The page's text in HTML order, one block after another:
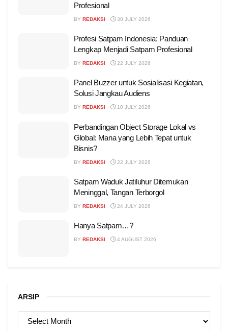
Profesional
BY REDAKSI 30 JULY 2026
Profesi Satpam Indonesia: Panduan
Lengkap Menjadi Satpam Profesional
BY REDAKSI 22 JULY 2026
Panel Buzzer untuk Sosialisasi Kegiatan,
Solusi Jangkau Audiens
BY REDAKSI 10 JULY 2026
Perbandingan Object Storage Lokal vs
Global: Mana yang Lebih Tepat untuk
Bisnis?
BY REDAKSI 22 JULY 2026
Satpam Waduk Jatiluhur Ditemukan
Meninggal, Tangan Terborgol
BY REDAKSI 24 JULY 2026
Hanya Satpam…?
BY REDAKSI 4 AUGUST 2026
ARSIP
ARSIP